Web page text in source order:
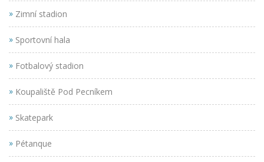
» Zimní stadion
» Sportovní hala
» Fotbalový stadion
» Koupaliště Pod Pecníkem
» Skatepark
» Pétanque